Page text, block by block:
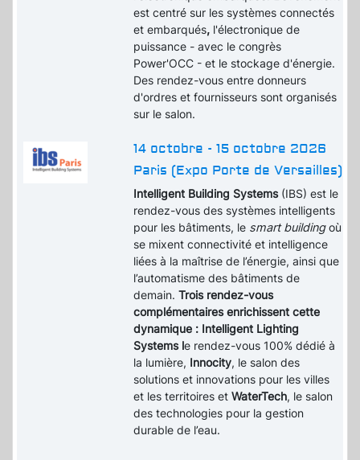
est centré sur les systèmes connectés
et embarqués, l'électronique de
puissance - avec le congrès
Power'OCC - et le stockage d'énergie.
Des rendez-vous entre donneurs
d'ordres et fournisseurs sont organisés
sur le salon.
14 octobre - 15 octobre 2026
Paris (Expo Porte de Versailles)
Intelligent Building Systems(IBS) est le
rendez-vous des systèmes intelligents
pour les bâtiments, le smart buildingoù
se mixent connectivité et intelligence
liées à la maîtrise de l’énergie, ainsi que
l’automatisme des bâtiments de
demain.Trois rendez-vous
complémentaires enrichissent cette
dynamique : Intelligent Lighting
Systems le rendez-vous 100% dédié à
la lumière, Innocity, le salon des
solutions et innovations pour les villes
et les territoires etWaterTech, le salon
des technologies pour la gestion
durable de l’eau.